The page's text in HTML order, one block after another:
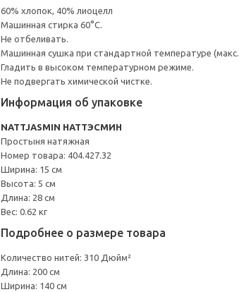
60% хлопок, 40% лиоцелл
Машинная стирка 60°С.
Не отбеливать.
Машинная сушка при стандартной температуре (макс.
Гладить в высоком температурном режиме.
Не подвергать химической чистке.
Информация об упаковке
NATTJASMIN НАТТЭСМИН
Простыня натяжная
Номер товара: 404.427.32
Ширина: 15 см
Высота: 5 см
Длина: 28 см
Вес: 0.62 кг
Подробнее о размере товара
Количество нитей: 310 Дюйм²
Длина: 200 см
Ширина: 140 см